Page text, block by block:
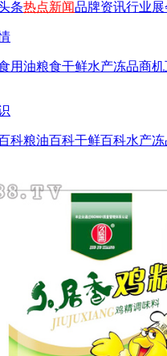
条热点新闻品牌资讯行业展
用油粮食干鲜水产冻品商机
科粮油百科干鲜百科水产冻